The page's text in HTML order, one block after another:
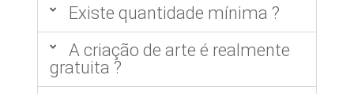
Existe quantidade mínima ?
A criação de arte é realmente
gratuita ?